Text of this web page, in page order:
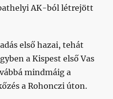
AK-ból létrejött
első hazai, tehát
a Kispest első Vas
mindmáig a
a Rohonczi úton.